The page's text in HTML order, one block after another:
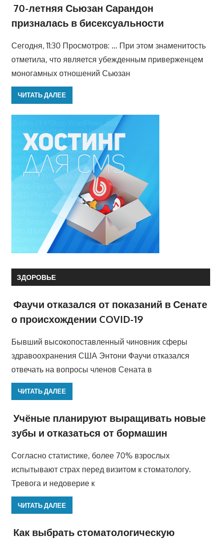
70-летняя Сьюзан Сарандон
призналась в бисексуальности
Сегодня, 11:30 Просмотров: … При этом знаменитость
отметила, что является убежденным приверженцем
моногамных отношений Сьюзан
ЧИТАТЬ ДАЛЕЕ
ЗДОРОВЬЕ
Фаучи отказался от показаний в Сенате
о происхождении COVID-19
Бывший высокопоставленный чиновник сферы
здравоохранения США Энтони Фаучи отказался
отвечать на вопросы членов Сената в
ЧИТАТЬ ДАЛЕЕ
Учёные планируют выращивать новые
зубы и отказаться от бормашин
Согласно статистике, более 70% взрослых
испытывают страх перед визитом к стоматологу.
Тревога и недоверие к
ЧИТАТЬ ДАЛЕЕ
Как выбрать стоматологическую